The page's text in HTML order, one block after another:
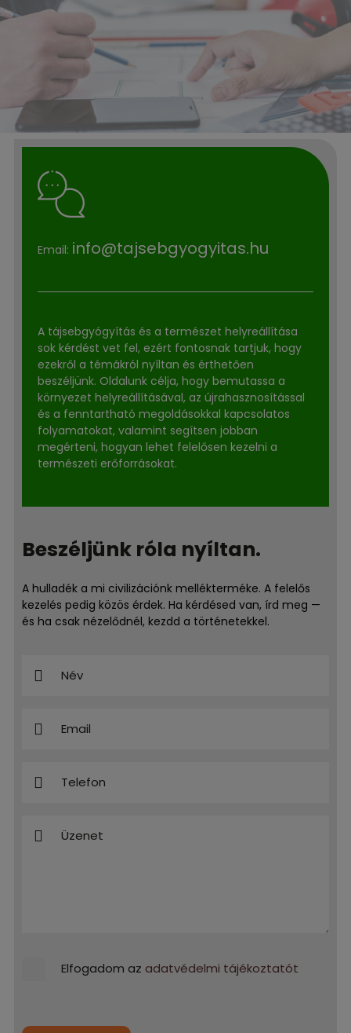
Email: info@tajsebgyogyitas.hu
A tájsebgyógyítás és a természet helyreállítása
sok kérdést vet fel, ezért fontosnak tartjuk, hogy
ezekről a témákról nyíltan és érthetően
beszéljünk. Oldalunk célja, hogy bemutassa a
környezet helyreállításával, az újrahasznosítással
és a fenntartható megoldásokkal kapcsolatos
folyamatokat, valamint segítsen jobban
megérteni, hogyan lehet felelősen kezelni a
természeti erőforrásokat.
Beszéljünk róla nyíltan.
A hulladék a mi civilizációnk mellékterméke. A felelős
kezelés pedig közös érdek. Ha kérdésed van, írd meg —
és ha csak nézelődnél, kezdd a történetekkel.
Elfogadom az adatvédelmi tájékoztatót